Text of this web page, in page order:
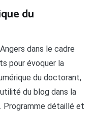
du
dans le cadre
pour évoquer la
du doctorant,
du blog dans la
Programme détaillé et